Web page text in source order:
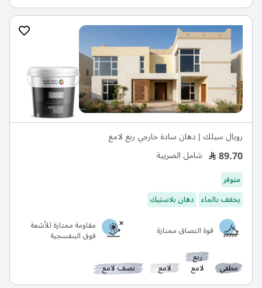
رويال سيلك | دهان سادة خارجي ربع لامع
89.70 شامل الضريبة
متوفر
يخفف بالماء دهان بلاستيك
قوة التصاق ممتازة
مقاومة ممتازة للأشعة
فوق البنفسجية
مطفي
ربع
لامع لامع نصف لامع